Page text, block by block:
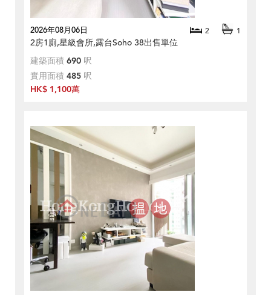
2026年08月06日 2 1
2房1廁,星級會所,露台Soho 38出售單位
建築面積 690 呎
實用面積 485 呎
HK$ 1,100萬